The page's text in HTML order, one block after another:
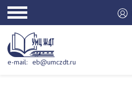
e-mail: eb@umczdt.ru